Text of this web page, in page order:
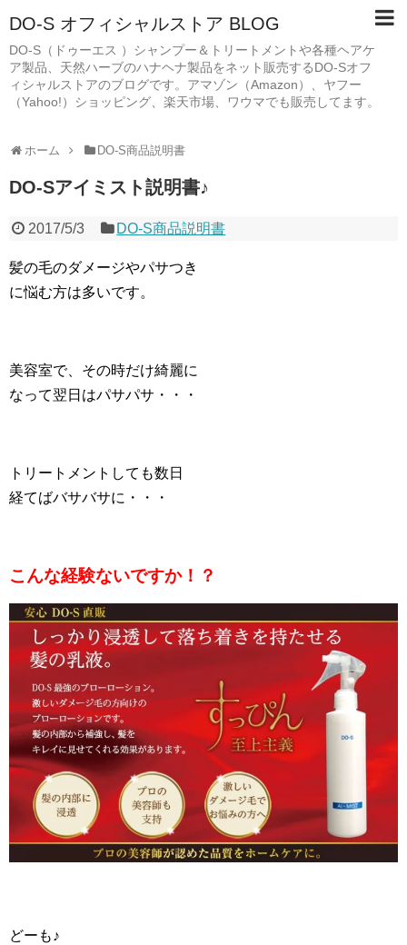
DO-S オフィシャルストア BLOG
DO-S（ドゥーエス ）シャンプー＆トリートメントや各種ヘアケ
ア製品、天然ハーブのハナヘナ製品をネット販売するDO-Sオフ
ィシャルストアのブログです。アマゾン（Amazon）、ヤフー
（Yahoo!）ショッピング、楽天市場、ワウマでも販売してます。
ホーム DO-S商品説明書
DO-Sアイミスト説明書♪
2017/5/3 DO-S商品説明書
髪の毛のダメージやパサつき
に悩む方は多いです。
美容室で、その時だけ綺麗に
なって翌日はパサパサ・・・
トリートメントしても数日
経てばバサバサに・・・
こんな経験ないですか！？
どーも♪